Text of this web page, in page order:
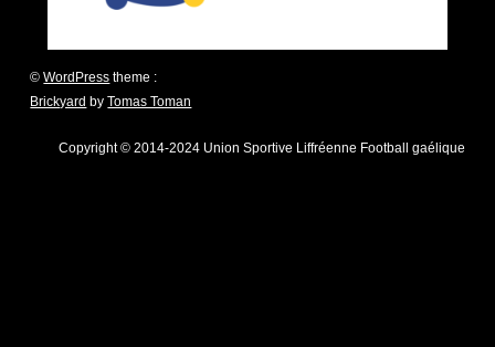
©WordPress theme :
Brickyard byTomas Toman
Copyright © 2014-2024 Union Sportive Liffréenne Football gaélique